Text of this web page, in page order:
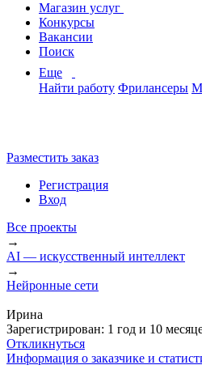
Магазин услуг
Конкурсы
Вакансии
Поиск
Еще
Найти работу Фрилансеры
Разместить заказ
Регистрация
Вход
Все проекты
→
AI — искусственный интеллект
→
Нейронные сети
Ирина
Зарегистрирован: 1 год и 10
Откликнуться
Информация о заказчике и